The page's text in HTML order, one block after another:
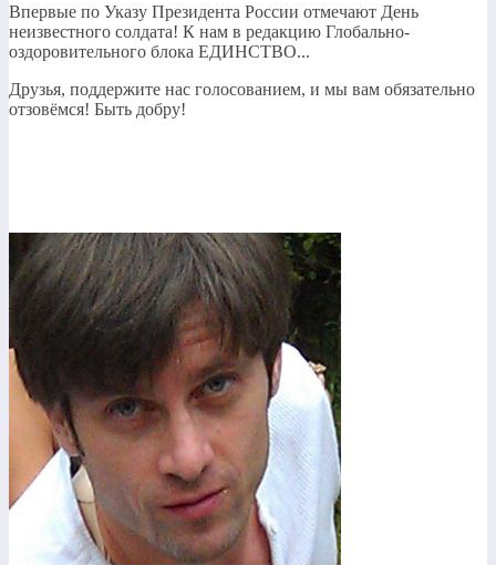
Впервые по Указу Президента России отмечают День
неизвестного солдата! К нам в редакцию Глобально-
оздоровительного блока ЕДИНСТВО...
Друзья, поддержите нас голосованием, и мы вам обязательно
отзовёмся! Быть добру!